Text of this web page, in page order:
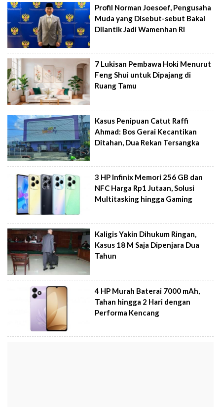
Profil Norman Joesoef, Pengusaha
Muda yang Disebut-sebut Bakal
Dilantik Jadi Wamenhan RI
7 Lukisan Pembawa Hoki Menurut
Feng Shui untuk Dipajang di
Ruang Tamu
Kasus Penipuan Catut Raffi
Ahmad: Bos Gerai Kecantikan
Ditahan, Dua Rekan Tersangka
3 HP Infinix Memori 256 GB dan
NFC Harga Rp1 Jutaan, Solusi
Multitasking hingga Gaming
Kaligis Yakin Dihukum Ringan,
Kasus 18 M Saja Dipenjara Dua
Tahun
4 HP Murah Baterai 7000 mAh,
Tahan hingga 2 Hari dengan
Performa Kencang